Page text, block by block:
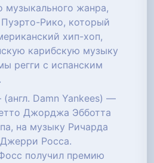
музыкального жанра,
Рико, который
хип-хоп,
карибскую музыку
регги с испанским
Damn Yankees) —
Джорджа Эбботта
на музыку Ричарда
Росса.
получил премию